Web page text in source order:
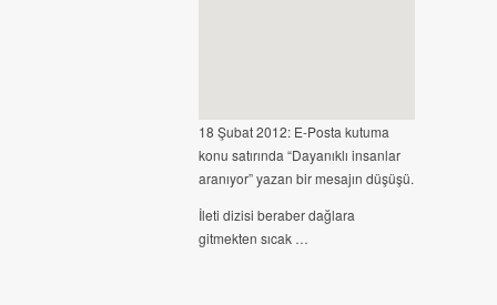
18 Şubat 2012: E-Posta kutuma
konu satırında “Dayanıklı insanlar
aranıyor” yazan bir mesajın düşüşü.
İleti dizisi beraber dağlara
gitmekten sıcak …